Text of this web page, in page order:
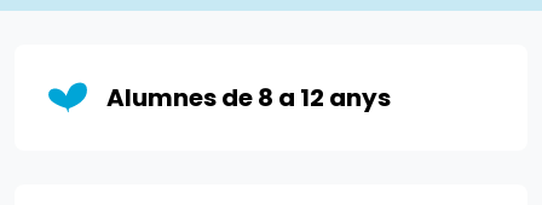
Alumnes de 8 a 12 anys